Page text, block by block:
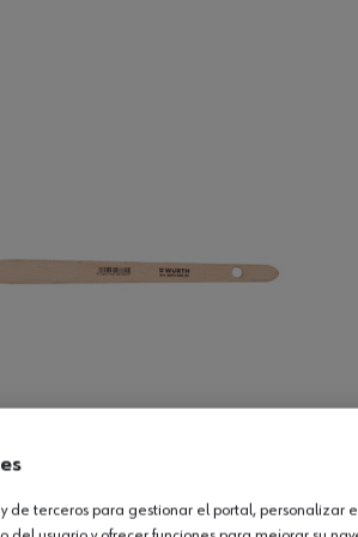
de terceros para gestionar el portal, personalizar